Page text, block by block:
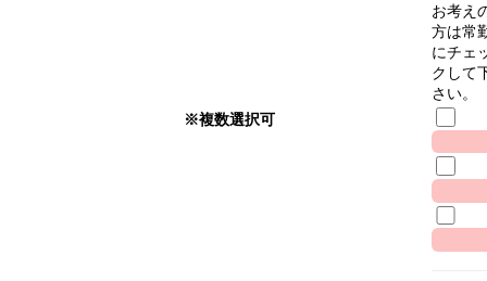
※複数選択可
お考え
方は常
にチェ
クして
さい。